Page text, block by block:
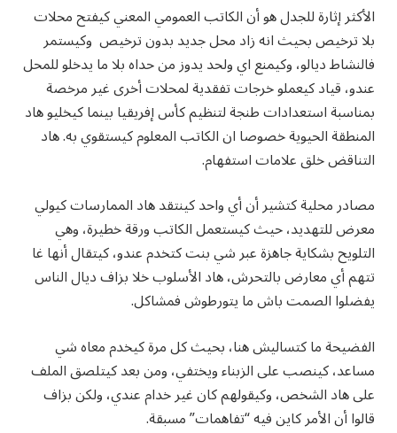
الأكثر إثارة للجدل هو أن الكاتب العمومي المعني كيفتح محلات
بلا ترخيص بحيث انه زاد محل جديد بدون ترخيص وكيستمر
فالنشاط ديالو، وكيمنع اي ولحد يدوز من حداه بلا ما يدخلو للمحل
عندو، قياد كيعملو خرجات تفقدية لمحلات أخرى غير مرخصة
بمناسبة استعدادات طنجة لتنظيم كأس إفريقيا بينما كيخليو هاد
المنطقة الحيوية خصوصا ان الكاتب المعلوم كيستقوي به. هاد
التناقض خلق علامات استفهام.
مصادر محلية كتشير أن أي واحد كينتقد هاد الممارسات كيولي
معرض للتهديد، حيث كيستعمل الكاتب ورقة خطيرة، وهي
التلويح بشكاية جاهزة عبر شي بنت كتخدم عندو، كيتقال أنها غا
تتهم أي معارض بالتحرش، هاد الأسلوب خلا بزاف ديال الناس
يفضلوا الصمت باش ما يتورطوش فمشاكل.
الفضيحة ما كتساليش هنا، بحيث كل مرة كيخدم معاه شي
مساعد، كينصب على الزبناء ويختفي، ومن بعد كيتلصق الملف
على هاد الشخص، وكيقولهم كان غير خدام عندي، ولكن بزاف
قالوا أن الأمر كاين فيه “تفاهمات” مسبقة.